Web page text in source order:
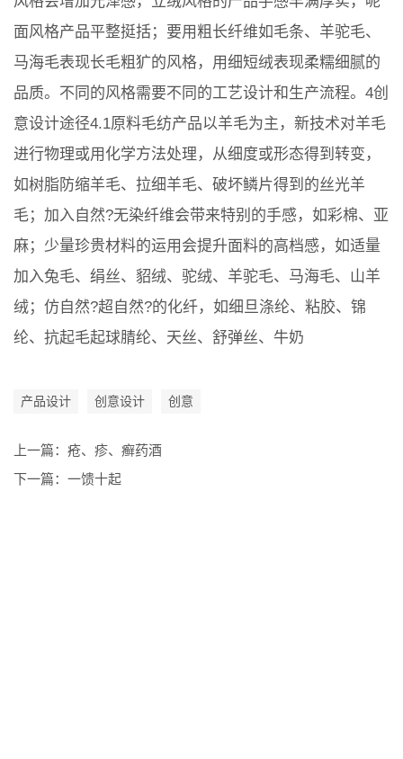
面风格产品平整挺括；要用粗长纤维如毛条、羊驼毛、
马海毛表现长毛粗犷的风格，用细短绒表现柔糯细腻的
品质。不同的风格需要不同的工艺设计和生产流程。4创
意设计途径4.1原料毛纺产品以羊毛为主，新技术对羊毛
进行物理或用化学方法处理，从细度或形态得到转变，
如树脂防缩羊毛、拉细羊毛、破坏鳞片得到的丝光羊
毛；加入自然?无染纤维会带来特别的手感，如彩棉、亚
麻；少量珍贵材料的运用会提升面料的高档感，如适量
加入兔毛、绢丝、貂绒、驼绒、羊驼毛、马海毛、山羊
绒；仿自然?超自然?的化纤，如细旦涤纶、粘胶、锦
纶、抗起毛起球腈纶、天丝、舒弹丝、牛奶
产品设计 创意设计 创意
上一篇： 疮、疹、癣药酒
下一篇： 一馈十起